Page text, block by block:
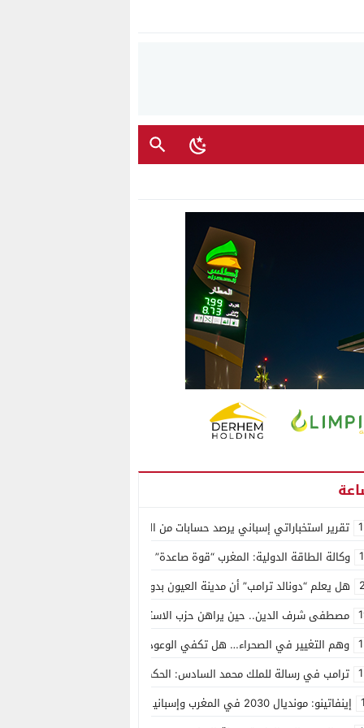
تقرير استخباراتي إسباني يرصد حسابات من الجزائر وأرقاما بـ”213+” ضمن حملة رقمية منظمة حرّضت على اقتحام سبتة
وكالة الطاقة الدولية: المغرب “قوة صاعدة” في سوق المعادن الاستراتيجية
هل يعلم “دونالد ترامب” أن مدينة العيون بدون ماء؟
مصطفى شرف الدين.. حين يراهن حزب الاستقلال على الكفاءة ويمنح الشباب
وهم التغيير في الصحراء… هل تكفي الوعود الفارغة لصناعة الواقع؟
ترامب في رسالة للملك محمد السادس: الحكم الذاتي هو الأساس الوحيد لحل
إينفاتينو: مونديال 2030 في المغرب وإسبانيا والبرتغال سيكون “الأجمل في التاريخ”